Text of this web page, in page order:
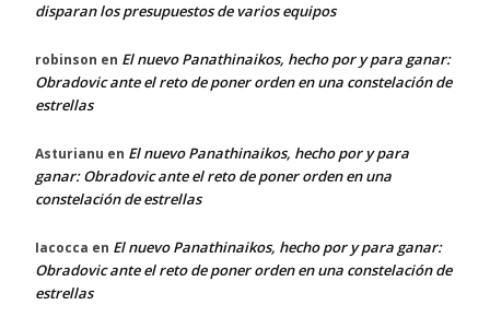
disparan los presupuestos de varios equipos
robinson en El nuevo Panathinaikos, hecho por y para ganar:
Obradovic ante el reto de poner orden en una constelación de
estrellas
Asturianu en El nuevo Panathinaikos, hecho por y para
ganar: Obradovic ante el reto de poner orden en una
constelación de estrellas
Iacocca en El nuevo Panathinaikos, hecho por y para ganar:
Obradovic ante el reto de poner orden en una constelación de
estrellas